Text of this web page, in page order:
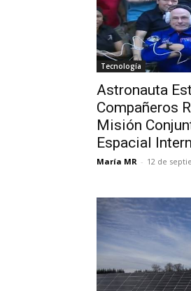
Tecnología
Astronauta
Compañeros
Misión
Espacial
María MR - 12 de